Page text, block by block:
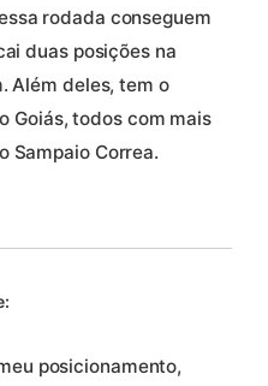
rodada conseguem
duas posições na
Além deles, tem o
Goiás, todos com mais
Sampaio Correa.
posicionamento,